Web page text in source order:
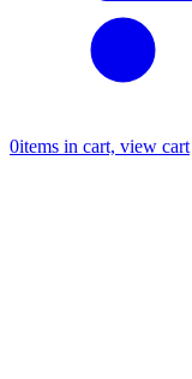
0items in cart, view cart